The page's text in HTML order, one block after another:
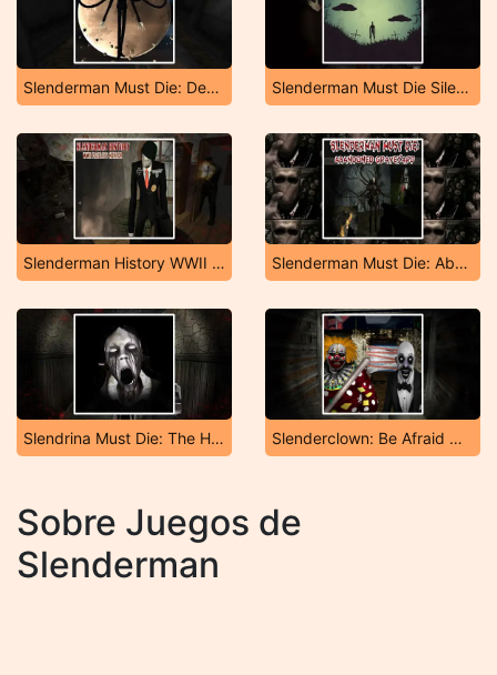
Slenderman Must Die: Dead Space Slenderman Must Die Silent Streets
Slenderman History WWII Faceless Horror Slenderman Must Die: Abandoned Graveyard
Slendrina Must Die: The House Slenderclown: Be Afraid Of It!
Sobre Juegos de
Slenderman